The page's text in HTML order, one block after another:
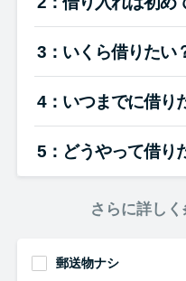
カー
カード
3：いくら借りたい
4：いつまでに借り
5：どうやって借り
さらに詳し
郵送物ナシ